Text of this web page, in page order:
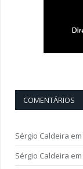
COMENTÁRIOS
Sérgio Caldeira em
Sérgio Caldeira em